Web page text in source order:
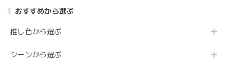
おすすめから選ぶ
推し色から選ぶ
シーンから選ぶ